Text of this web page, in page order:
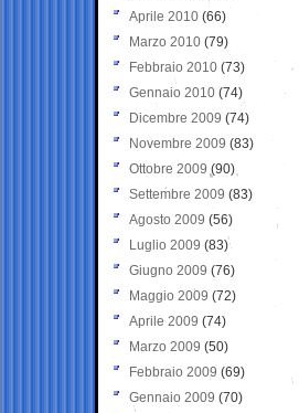
Aprile 2010 (66)
Marzo 2010 (79)
Febbraio 2010 (73)
Gennaio 2010 (74)
Dicembre 2009 (74)
Novembre 2009 (83)
Ottobre 2009 (90)
Settembre 2009 (83)
Agosto 2009 (56)
Luglio 2009 (83)
Giugno 2009 (76)
Maggio 2009 (72)
Aprile 2009 (74)
Marzo 2009 (50)
Febbraio 2009 (69)
Gennaio 2009 (70)